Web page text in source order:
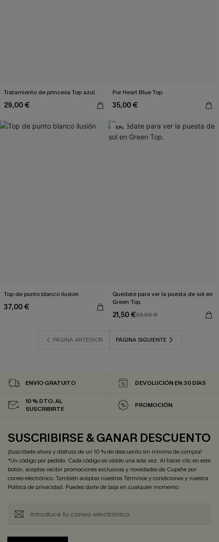
Tratamiento de princesa Top azul
29,00 €
Por Heart Blue Top
35,00 €
Top de punto blanco ilusión
37,00 €
-10%
Quédate para ver la puesta de sol en
Green Top.
21,50 €23,90 €
PÁGINA ANTERIOR PÁGINA SIGUIENTE
ENVÍO GRATUITO DEVOLUCIÓN EN 30 DÍAS
10 % DTO. AL
SUSCRIBIRTE
PROMOCIÓN
SUSCRIBIRSE & GANAR DESCUENTO
¡Suscríbete ahora y disfruta de un 10 % de descuento sin mínimo de compra!
*Un código por pedido. Cada código es válido una sola vez. Al hacer clic en este
botón, aceptas recibir promociones exclusivas y novedades de Cupshe por
correo electrónico. También aceptas nuestrosTérminos y condicionesy nuestra
Política de privacidad. Puedes darte de baja en cualquier momento.